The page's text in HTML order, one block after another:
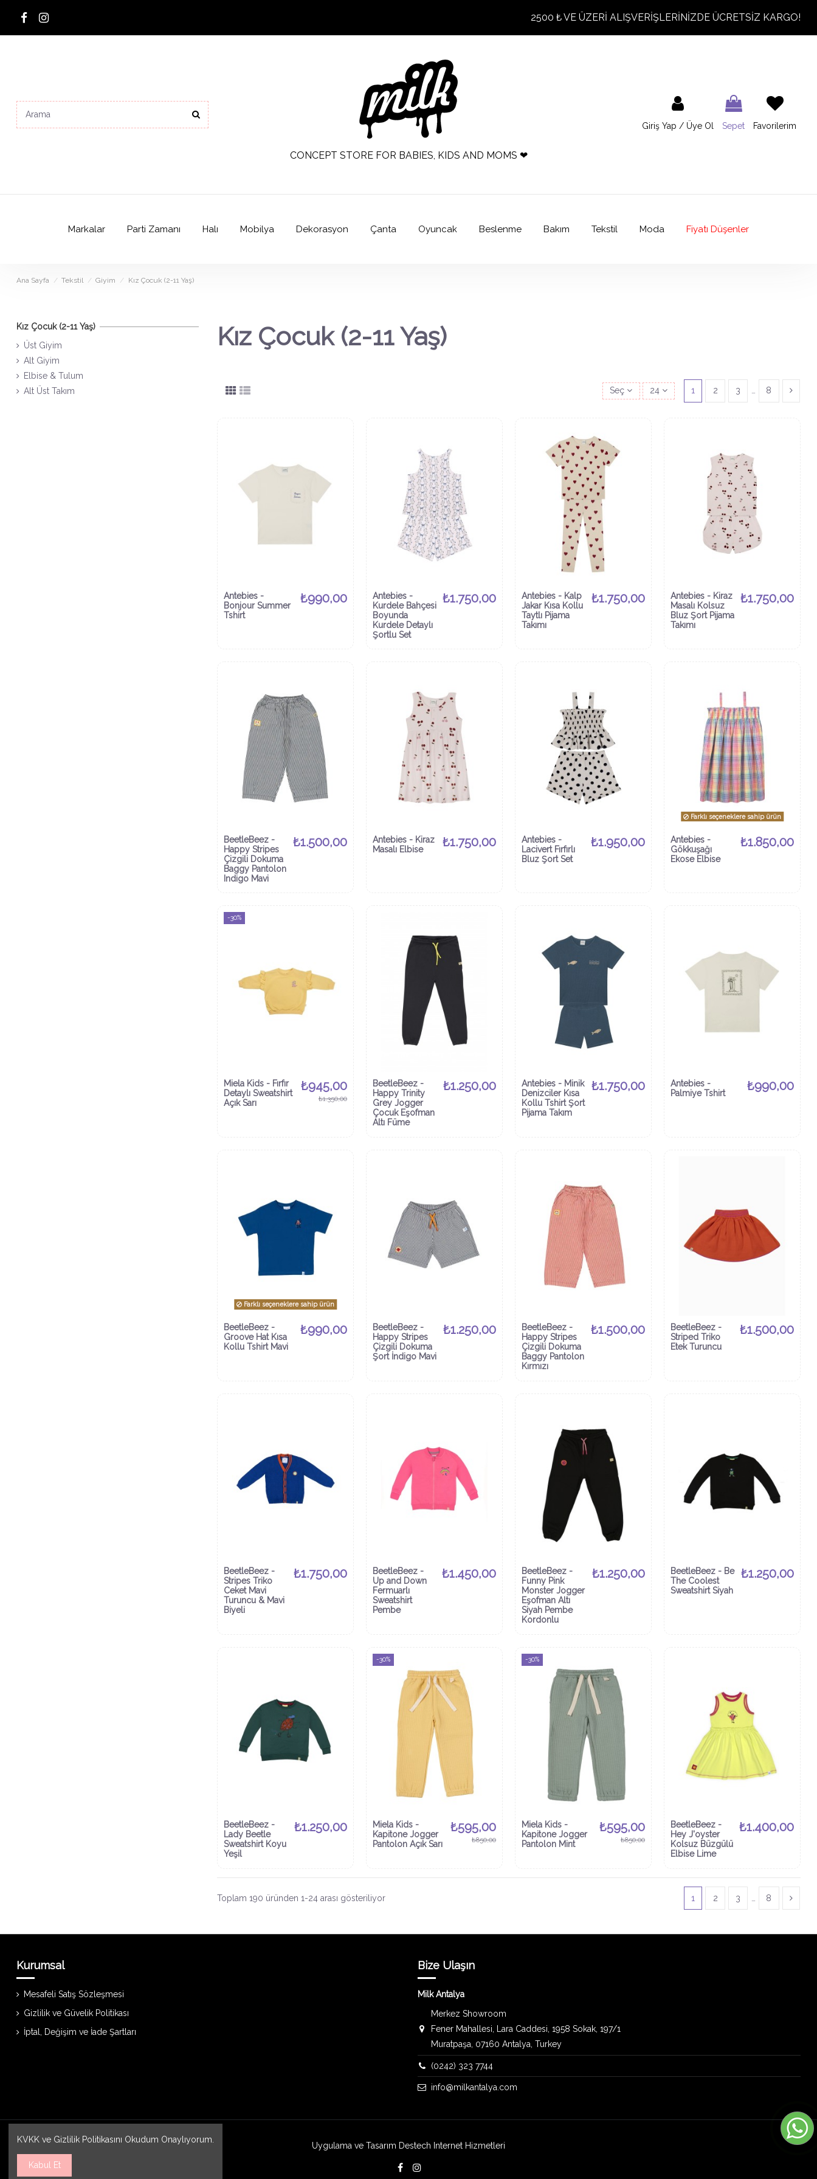
2500 ₺ VE ÜZERİ ALIŞVERİŞLERİNİZDE ÜCRETSİZ KARGO!
CONCEPT STORE FOR BABIES, KIDS AND MOMS ❤
Giriş Yap / Üye Ol Sepet Favorilerim
Markalar Parti Zamanı Halı Mobilya Dekorasyon Çanta Oyuncak Beslenme Bakım Tekstil Moda Fiyatı Düşenler
Ana Sayfa Tekstil Giyim Kız Çocuk (2-11 Yaş)
Kız Çocuk (2-11 Yaş)
Seç 24 1 2 3 … 8
Antebies -
Bonjour Summer
Tshirt
₺990,00
Antebies -
Kurdele Bahçesi
Boyunda
Kurdele Detaylı
Şortlu Set
₺1.750,00
Antebies - Kalp
Jakar Kısa Kollu
Taytlı Pijama
Takımı
₺1.750,00
Antebies - Kiraz
Masalı Kolsuz
Bluz Şort Pijama
Takımı
₺1.750,00
BeetleBeez -
Happy Stripes
Çizgili Dokuma
Baggy Pantolon
Indigo Mavi
₺1.500,00
Antebies - Kiraz
Masalı Elbise
₺1.750,00
Antebies -
Lacivert Fırfırlı
Bluz Şort Set
₺1.950,00
Farklı seçeneklere sahip ürün
Antebies -
Gökkuşağı
Ekose Elbise
₺1.850,00
-30%
Miela Kids - Fırfır
Detaylı Sweatshirt
Açık Sarı
₺945,00
₺1.350,00
BeetleBeez -
Happy Trinity
Grey Jogger
Çocuk Eşofman
Altı Füme
₺1.250,00
Antebies - Minik
Denizciler Kısa
Kollu Tshirt Şort
Pijama Takım
₺1.750,00
Antebies -
Palmiye Tshirt
₺990,00
Farklı seçeneklere sahip ürün
BeetleBeez -
Groove Hat Kısa
Kollu Tshirt Mavi
₺990,00
BeetleBeez -
Happy Stripes
Çizgili Dokuma
Şort İndigo Mavi
₺1.250,00
BeetleBeez -
Happy Stripes
Çizgili Dokuma
Baggy Pantolon
Kırmızı
₺1.500,00
BeetleBeez -
Striped Triko
Etek Turuncu
₺1.500,00
BeetleBeez -
Stripes Triko
Ceket Mavi
Turuncu & Mavi
Biyeli
₺1.750,00
BeetleBeez -
Up and Down
Fermuarlı
Sweatshirt
Pembe
₺1.450,00
BeetleBeez -
Funny Pink
Monster Jogger
Eşofman Altı
Siyah Pembe
Kordonlu
₺1.250,00
BeetleBeez - Be
The Coolest
Sweatshirt Siyah
₺1.250,00
BeetleBeez -
Lady Beetle
Sweatshirt Koyu
Yeşil
₺1.250,00
-30%
Miela Kids -
Kapitone Jogger
Pantolon Açık Sarı
₺595,00
₺850,00
-30%
Miela Kids -
Kapitone Jogger
Pantolon Mint
₺595,00
₺850,00
BeetleBeez -
Hey J'oyster
Kolsuz Büzgülü
Elbise Lime
₺1.400,00
Toplam 190 üründen 1-24 arası gösteriliyor 1 2 3 8
Kız Çocuk (2-11 Yaş)
Üst Giyim
Alt Giyim
Elbise & Tulum
Alt Üst Takım
Kurumsal
Mesafeli Satış Sözleşmesi
Gizlilik ve Güvelik Politikası
İptal, Değişim ve İade Şartları
Bize Ulaşın
Milk Antalya
Merkez Showroom
Fener Mahallesi, Lara Caddesi, 1958 Sokak, 197/1
Muratpaşa, 07160 Antalya, Turkey
(0242) 323 7744
info@milkantalya.com
Uygulama ve Tasarım Destech Internet Hizmetleri
KVKK ve Gizlilik Politikasını Okudum Onaylıyorum.
Kabul Et